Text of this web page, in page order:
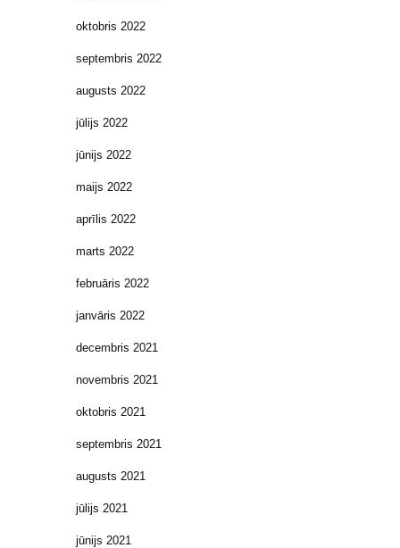
oktobris 2022
septembris 2022
augusts 2022
jūlijs 2022
jūnijs 2022
maijs 2022
aprīlis 2022
marts 2022
februāris 2022
janvāris 2022
decembris 2021
novembris 2021
oktobris 2021
septembris 2021
augusts 2021
jūlijs 2021
jūnijs 2021